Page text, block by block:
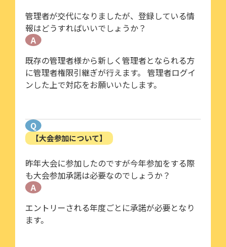
管理者が交代になりましたが、登録している情
報はどうすればいいでしょうか？
A
既存の管理者様から新しく管理者となられる方
に管理者権限引継ぎが行えます。 管理者ログイ
ンした上で対応をお願いいたします。
Q
【大会参加について】
昨年大会に参加したのですが今年参加をする際
も大会参加承諾は必要なのでしょうか？
A
エントリーされる年度ごとに承諾が必要となり
ます。